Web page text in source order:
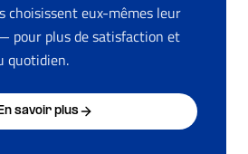
choisissent eux-mêmes leur
pour plus de satisfaction et
quotidien.
En savoir plus